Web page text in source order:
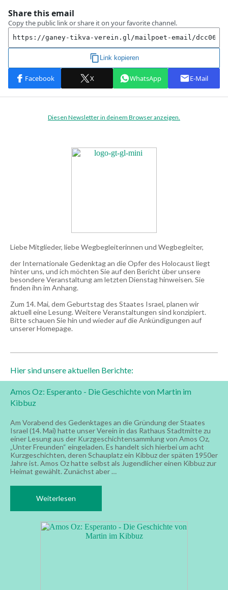
Diesen Newsletter in deinem Browser anzeigen.
Liebe Mitglieder, liebe Wegbegleiterinnen und Wegbegleiter,
der Internationale Gedenktag an die Opfer des Holocaust liegt
hinter uns, und ich möchten Sie auf den Bericht über unsere
besondere Veranstaltung am letzten Dienstag hinweisen. Sie
finden ihn im Anhang.
Zum 14. Mai, dem Geburtstag des Staates Israel, planen wir
aktuell eine Lesung. Weitere Veranstaltungen sind konzipiert.
Bitte schauen Sie hin und wieder auf die Ankündigungen auf
unserer Homepage.
Hier sind unsere aktuellen Berichte:
Amos Oz: Esperanto - Die Geschichte von Martin im
Kibbuz
Am Vorabend des Gedenktages an die Gründung der Staates
Israel (14. Mai) hatte unser Verein in das Rathaus Stadtmitte zu
einer Lesung aus der Kurzgeschichtensammlung von Amos Oz,
„Unter Freunden“ eingeladen. Es handelt sich hierbei um acht
Kurzgeschichten, deren Schauplatz ein Kibbuz der späten 1950er
Jahre ist. Amos Oz hatte selbst als Jugendlicher einen Kibbuz zur
Heimat gewählt. Zunächst aber …
Weiterlesen